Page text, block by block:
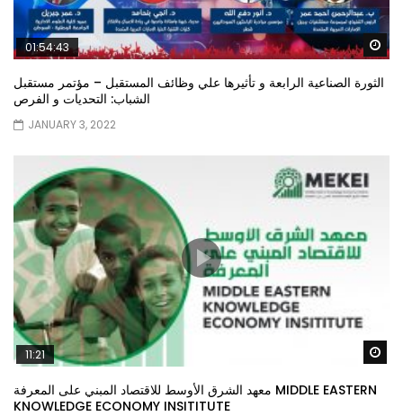
01:54:43
الثورة الصناعية الرابعة و تأثيرها علي وظائف المستقبل – مؤتمر مستقبل
الشباب: التحديات و الفرص
JANUARY 3, 2022
11:21
معهد الشرق الأوسط للاقتصاد المبني على المعرفة MIDDLE EASTERN
KNOWLEDGE ECONOMY INSITITUTE